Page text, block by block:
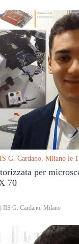
G. Cardano, Milano le
per
70
IIS G. Cardano, Milano